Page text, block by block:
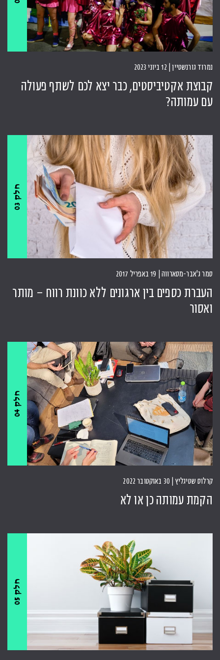
נמרוד גורנשטיין | 12 ביוני 2023
קבוצת אקטיביסטים, כבר יצא לכם לשתף פעולה
עם עמותה?
ח
ל
ק
0
3
סמר ג'אבר-מסארווה | 19 באפריל 2017
העברת כספים בין ארגונים ללא כוונת רווח – מותר
ואסור
ח
ל
ק
0
4
קרלוס שטיגליץ | 30 באוקטובר 2022
הקמת עמותה כן או לא
ח
ל
ק
0
5